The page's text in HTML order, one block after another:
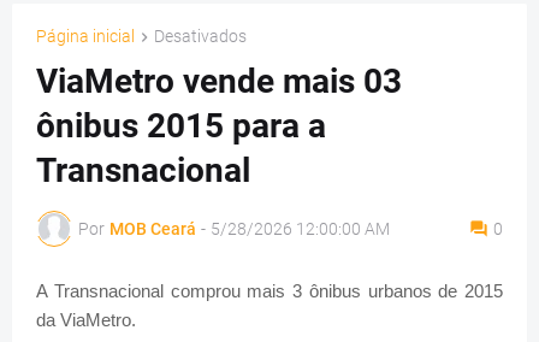
Página inicial Desativados
ViaMetro vende mais 03
ônibus 2015 para a
Transnacional
Por MOB Ceará - 5/28/2026 12:00:00 AM 0
A Transnacional comprou mais 3 ônibus urbanos de 2015
da ViaMetro.